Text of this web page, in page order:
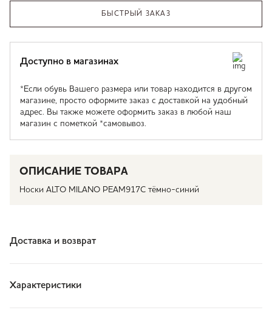
БЫСТРЫЙ ЗАКАЗ
Доступно в магазинах
*Если обувь Вашего размера или товар находится в другом
магазине, просто оформите заказ с доставкой на удобный
адрес. Вы также можете оформить заказ в любой наш
магазин с пометкой *самовывоз.
ОПИСАНИЕ ТОВАРА
Носки ALTO MILANO PEAM917C тёмно-синий
Доставка и возврат
Характеристики